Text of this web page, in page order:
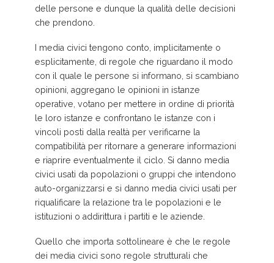
delle persone e dunque la qualità delle decisioni
che prendono.
I media civici tengono conto, implicitamente o
esplicitamente, di regole che riguardano il modo
con il quale le persone si informano, si scambiano
opinioni, aggregano le opinioni in istanze
operative, votano per mettere in ordine di priorità
le loro istanze e confrontano le istanze con i
vincoli posti dalla realtà per verificarne la
compatibilità per ritornare a generare informazioni
e riaprire eventualmente il ciclo. Si danno media
civici usati da popolazioni o gruppi che intendono
auto-organizzarsi e si danno media civici usati per
riqualificare la relazione tra le popolazioni e le
istituzioni o addirittura i partiti e le aziende.
Quello che importa sottolineare è che le regole
dei media civici sono regole strutturali che